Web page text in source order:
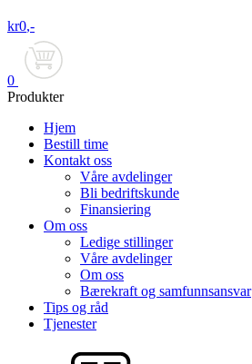
kr0,-
0
Produkter
Hjem
Bestill time
Kontakt oss
Våre avdelinger
Bli bedriftskunde
Finansiering
Om oss
Ledige stillinger
Våre avdelinger
Om oss
Bærekraft og samfunnsansvar
Tips og råd
Tjenester